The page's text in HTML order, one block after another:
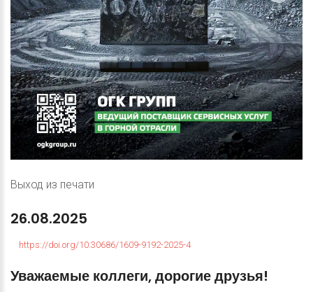
Выход из печати
26.08.2025
https://doi.org/10.30686/1609-9192-2025-4
Уважаемые коллеги,дорогиедрузья!